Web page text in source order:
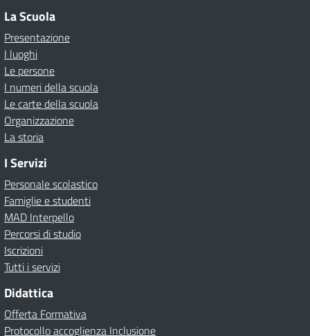
La Scuola
Presentazione
I luoghi
Le persone
I numeri della scuola
Le carte della scuola
Organizzazione
La storia
I Servizi
Personale scolastico
Famiglie e studenti
MAD Interpello
Percorsi di studio
Iscrizioni
Tutti i servizi
Didattica
Offerta Formativa
Protocollo accoglienza Inclusione